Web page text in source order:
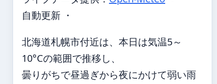
自動更新 ・
北海道札幌市付近は、本日は気温5～
10°Cの範囲で推移し、
曇りがちで昼過ぎから夜にかけて弱い雨